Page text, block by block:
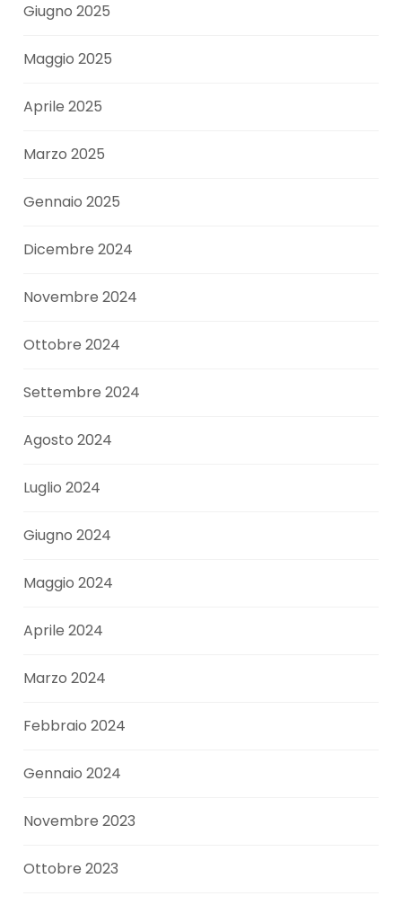
Giugno 2025
Maggio 2025
Aprile 2025
Marzo 2025
Gennaio 2025
Dicembre 2024
Novembre 2024
Ottobre 2024
Settembre 2024
Agosto 2024
Luglio 2024
Giugno 2024
Maggio 2024
Aprile 2024
Marzo 2024
Febbraio 2024
Gennaio 2024
Novembre 2023
Ottobre 2023